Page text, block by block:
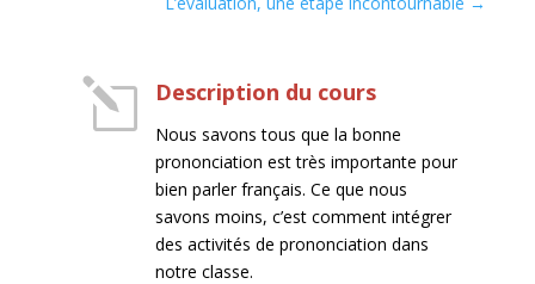
l Description du cours
Nous savons tous que la bonne
prononciation est très importante pour
bien parler français. Ce que nous
savons moins, c’est comment intégrer
des activités de prononciation dans
notre classe.